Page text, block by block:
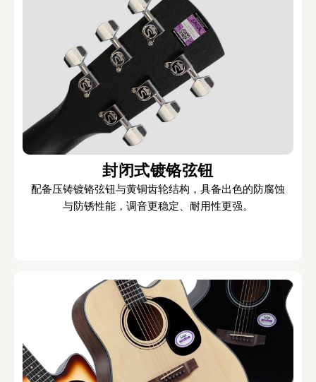
封闭式镀铬弦钮
配备压铸镀铬弦钮与黄铜齿轮结构，具备出色的防腐蚀
与防锈性能，调音更稳定、耐用性更强。